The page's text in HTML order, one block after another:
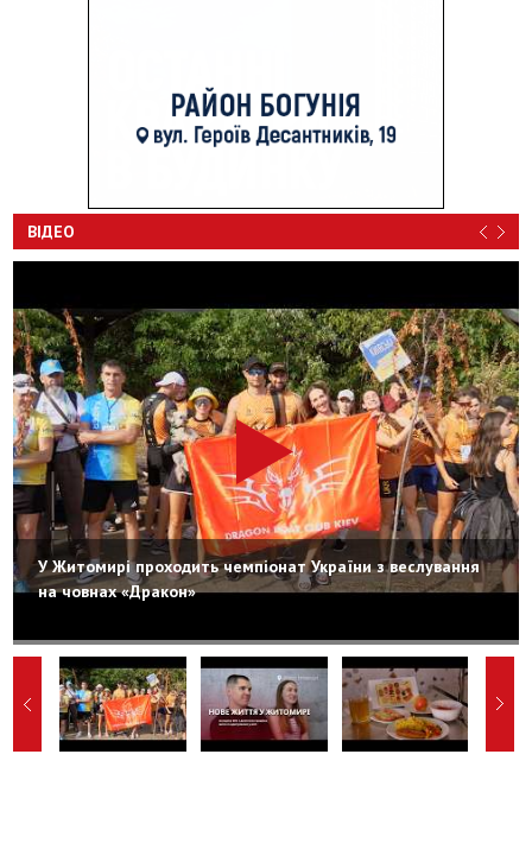
ВІДЕО
У Житомирі проходить чемпіонат України з веслування
на човнах «Дракон»